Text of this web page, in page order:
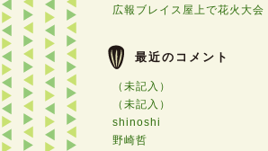
広報ブレイス屋上で花火大会
最近のコメント
（未記入）
（未記入）
shinoshi
野崎哲